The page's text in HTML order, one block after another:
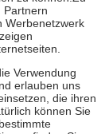
je
Gesundheit zu
unterstützen,
18. Lebensjahr
die von der